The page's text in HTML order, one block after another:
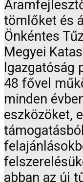
tömlőket és
Önkéntes
Megyei
Igazgatóság
48 fővel
minden
eszközöket,
abban az új